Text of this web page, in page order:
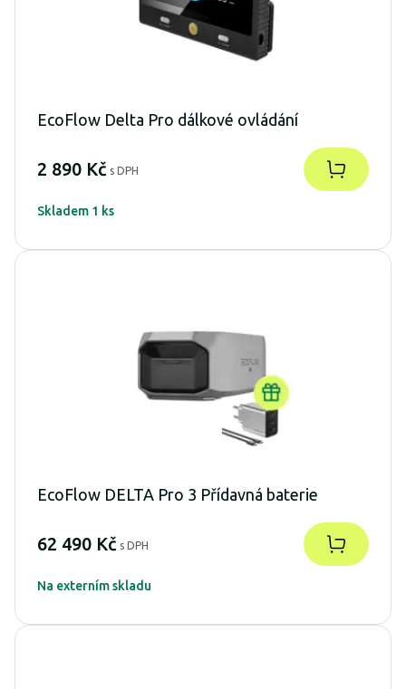
EcoFlow Delta Pro dálkové ovládání
2 890 Kč s DPH
Skladem 1 ks
EcoFlow DELTA Pro 3 Přídavná baterie
62 490 Kč s DPH
Na externím skladu